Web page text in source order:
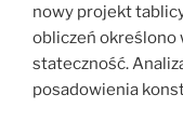
nowy projekt
obliczeń określono
stateczność.
posadowienia